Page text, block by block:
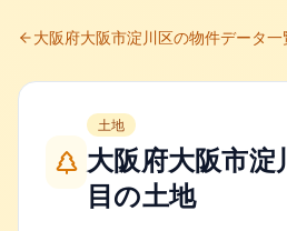
大阪府大阪市淀川区の物件データ一
土地
大阪府大阪市淀
目 の土地